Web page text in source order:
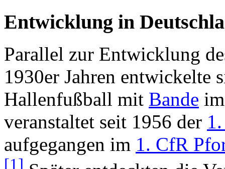
Entwicklung in
Parallel zur Entwicklung
1930er Jahren entwickelte
Hallenfußball mit Bande
veranstaltet seit 1956 der
aufgegangen im 1. CfR
[1]